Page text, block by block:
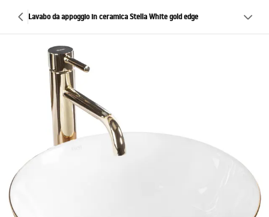
Lavabo da appoggio in ceramica Stella White gold edge